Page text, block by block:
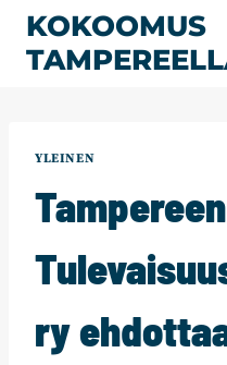
Siirry
sisältöön
KOKOOMUS
YLEINEN
Tampereen
ry